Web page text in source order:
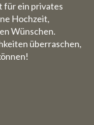
für ein privates
Hochzeit,
Wünschen.
überraschen,